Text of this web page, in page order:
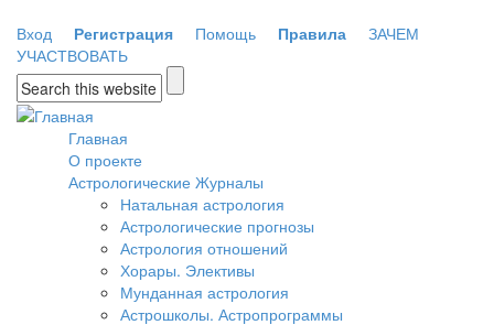
Вход
Регистрация Помощь Правила
ЗАЧЕМ
УЧАСТВОВАТЬ
Форма поиска
Главная
О проекте
Астрологические Журналы
Натальная астрология
Астрологические прогнозы
Астрология отношений
Хорары. Элективы
Мунданная астрология
Астрошколы. Астропрограммы